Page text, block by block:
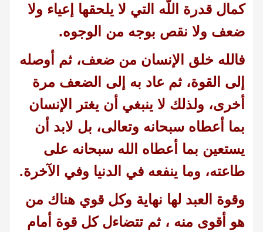
كمال قدرة اللّه التي لا يلحقها إعياء ولا
ضعف ولا نقص بوجه من الوجوه.
فالله خلق الإنسان من ضعف، ثم أوصله
إلى القوة، ثم عاد به إلى الضعف مرة
أخرى، ولذلك لا ينبغي أن يغتر الإنسان
بما أعطاه سبحانه وتعالى، بل لابد أن
يستعين بما أعطاه الله سبحانه على
طاعته، وما ينفعه في الدنيا وفي الآخرة.
وقوة العبد لها نهاية وكل قوي هناك من
هو أقوى منه ، ثم تتضاءل كل قوة أمام